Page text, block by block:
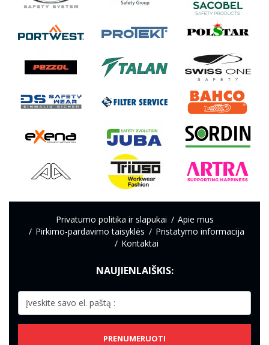
Privatumo politika ir slapukai
Apie mus
Pirkimo-pardavimo taisyklės
Pristatymo informacija
Kontaktai
NAUJIENLAIŠKIS:
PRENUMERUOTI